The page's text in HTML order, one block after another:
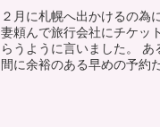
２月に札幌へ出かけるの為
妻頼んで旅行会社にチケッ
らうように言いました。
間に余裕のある早めの予約